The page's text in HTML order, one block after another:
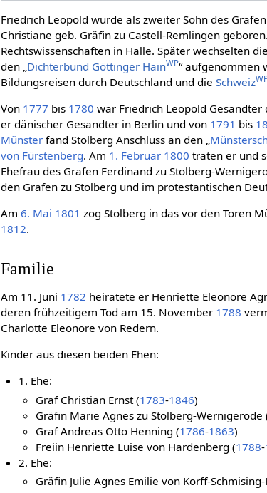
Friedrich Leopold wurde als zweiter Sohn des
Christiane geb. Gräfin zu Castell-Remlingen
Rechtswissenschaften in Halle. Später wechselten
den „ Dichterbund Göttinger HainWP“ aufgenommen
Bildungsreisen durch Deutschland und dieSchweiz
Von 1777 bis 1780 war Friedrich Leopold Gesandter
er dänischer Gesandter in Berlin und von 1791 bis
Münster fand Stolberg Anschluss an den „
von Fürstenberg. Am 1. Februar 1800 traten er und
Ehefrau des Grafen Ferdinand zu Stolberg-
den Grafen zu Stolberg und im protestantischen
Am6. Mai 1801 zog Stolberg in das vor den Toren
1812.
Familie
Am 11. Juni 1782 heiratete er Henriette Eleonore
deren frühzeitigem Tod am 15. November 1788
Charlotte Eleonore von Redern.
Kinder aus diesen beiden Ehen:
1. Ehe:
Graf Christian Ernst (1783-1846)
Gräfin Marie Agnes zu Stolberg-Wernigerode
Graf Andreas Otto Henning (1786-1863)
Freiin Henriette Luise von Hardenberg (1788-
2. Ehe:
Gräfin Julie Agnes Emilie von Korff-